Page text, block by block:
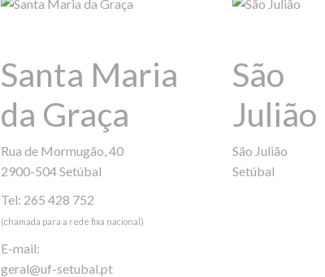
Santa Maria
da Graça
Rua de Mormugão, 40
2900-504 Setúbal
Tel: 265 428 752
(chamada para a rede fixa nacional)
E-mail:
geral@uf-setubal.pt
São
Julião
São Julião
Setúbal